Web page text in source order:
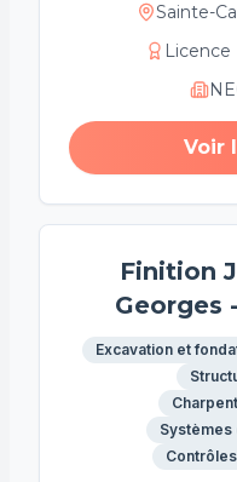
Sainte-
Licence
Voir
Finition
Georges
Excavation et
Systèmes